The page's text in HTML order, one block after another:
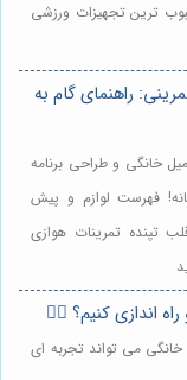
ترین تجهیزات ورزشی
راهنمای گام به
خانگی و طراحی برنامه
فهرست لوازم و پیش
تپنده تمرینات هوازی
اندازی کنیم؟ 🏃‍♀️
خانگی می تواند تجربه ای